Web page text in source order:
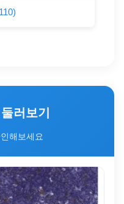
러보기
해보세요